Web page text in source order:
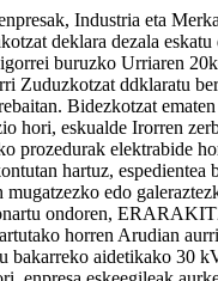
Industria eta
deklara dezala
buruzko Urriaren
Zuduzkotzat ddklaratu
Bidezkotzat
hori, eskualde Irorren
prozedurak elektrabide
hartuz,
edo
ondoren,
horren Arudian
bakarreko aidetikako 30